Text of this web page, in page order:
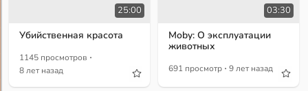
25:00
Убийственная красота
1145 просмотров ·
8 лет назад
03:30
Moby: О эксплуатации
животных
691 просмотр · 9 лет назад